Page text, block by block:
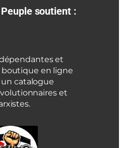
soutient :
et
boutique en ligne
catalogue
et